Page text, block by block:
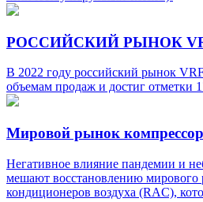
РОССИЙСКИЙ РЫНОК
В 2022 году российский рынок
объемам продаж и достиг отметки
Мировой рынок
Негативное влияние пандемии и
мешают восстановлению
кондиционеров воздуха (RAC),